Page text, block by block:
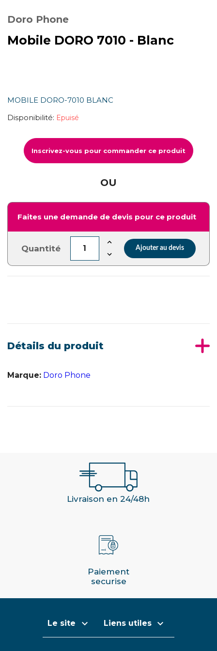
Doro Phone
Mobile DORO 7010 - Blanc
MOBILE DORO-7010 BLANC
Disponibilité: Epuisé
Inscrivez-vous pour commander ce produit
OU
Faites une demande de devis pour ce produit
Quantité Ajouter au devis
Détails du produit
Marque: Doro Phone
Livraison en 24/48h
Paiement
securise
Le site  Liens utiles 